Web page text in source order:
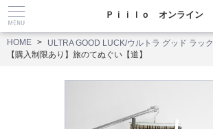
Ｐｉｉｌｏ オンライン
HOME
ULTRA GOOD LUCK/ウルトラ グッド ラック
【購入制限あり】旅のてぬぐい【道】